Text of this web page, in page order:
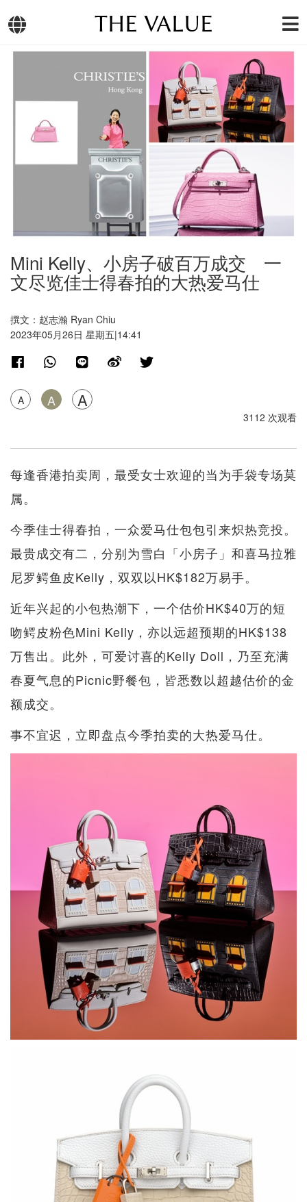
THE VALUE
Mini Kelly、小房子破百万成交 一
文尽览佳士得春拍的大热爱马仕
撰文：赵志瀚 Ryan Chiu
2023年05月26日 星期五|14:41
A A A
3112 次观看
每逢香港拍卖周，最受女士欢迎的当为手袋专场莫
属。
今季佳士得春拍，一众爱马仕包包引来炽热竞投。
最贵成交有二，分别为雪白「小房子」和喜马拉雅
尼罗鳄鱼皮Kelly，双双以HK$182万易手。
近年兴起的小包热潮下，一个估价HK$40万的短
吻鳄皮粉色Mini Kelly，亦以远超预期的HK$138
万售出。此外，可爱讨喜的Kelly Doll，乃至充满
春夏气息的Picnic野餐包，皆悉数以超越估价的金
额成交。
事不宜迟，立即盘点今季拍卖的大热爱马仕。